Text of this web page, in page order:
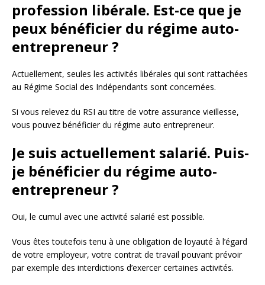
profession libérale. Est-ce que je
peux bénéficier du régime auto-
entrepreneur ?
Actuellement, seules les activités libérales qui sont rattachées
au Régime Social des Indépendants sont concernées.
Si vous relevez du RSI au titre de votre assurance vieillesse,
vous pouvez bénéficier du régime auto entrepreneur.
Je suis actuellement salarié. Puis-
je bénéficier du régime auto-
entrepreneur ?
Oui, le cumul avec une activité salarié est possible.
Vous êtes toutefois tenu à une obligation de loyauté à l’égard
de votre employeur, votre contrat de travail pouvant prévoir
par exemple des interdictions d’exercer certaines activités.